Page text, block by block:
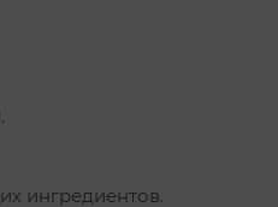
ингредиентов.